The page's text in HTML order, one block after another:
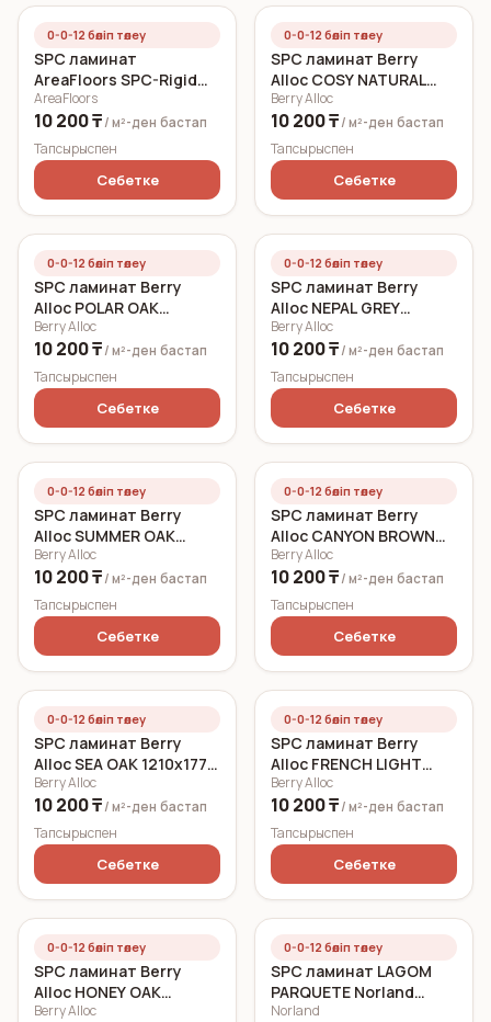
0-0-12 бөліп төлеу
SPC ламинат
AreaFloors SPC-Rigid
Click Летний дуб
750x150 5 мм
AreaFloors
10 200 ₸ / м²-ден бастап
Тапсырыспен
Себетке
0-0-12 бөліп төлеу
SPC ламинат Berry
Alloc COSY NATURAL
1210x177 3,4 мм
Berry Alloc
10 200 ₸ / м²-ден бастап
Тапсырыспен
Себетке
0-0-12 бөліп төлеу
SPC ламинат Berry
Alloc POLAR OAK
1210x177 5 мм
Berry Alloc
10 200 ₸ / м²-ден бастап
Тапсырыспен
Себетке
0-0-12 бөліп төлеу
SPC ламинат Berry
Alloc NEPAL GREY
1210x177 5 мм
Berry Alloc
10 200 ₸ / м²-ден бастап
Тапсырыспен
Себетке
0-0-12 бөліп төлеу
SPC ламинат Berry
Alloc SUMMER OAK
1210x177 5 мм
Berry Alloc
10 200 ₸ / м²-ден бастап
Тапсырыспен
Себетке
0-0-12 бөліп төлеу
SPC ламинат Berry
Alloc CANYON BROWN
1210x177 3,4 мм
Berry Alloc
10 200 ₸ / м²-ден бастап
Тапсырыспен
Себетке
0-0-12 бөліп төлеу
SPC ламинат Berry
Alloc SEA OAK 1210x177 5
мм
Berry Alloc
10 200 ₸ / м²-ден бастап
Тапсырыспен
Себетке
0-0-12 бөліп төлеу
SPC ламинат Berry
Alloc FRENCH LIGHT
1210x177 3,4 мм
Berry Alloc
10 200 ₸ / м²-ден бастап
Тапсырыспен
Себетке
0-0-12 бөліп төлеу
SPC ламинат Berry
Alloc HONEY OAK
1210x177 5 мм
Berry Alloc
0-0-12 бөліп төлеу
SPC ламинат LAGOM
PARQUETE Norland
Sterk 1033-9 600x125 3,5
Norland